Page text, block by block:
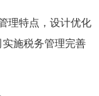
理特点，设计优化
施税务管理完善